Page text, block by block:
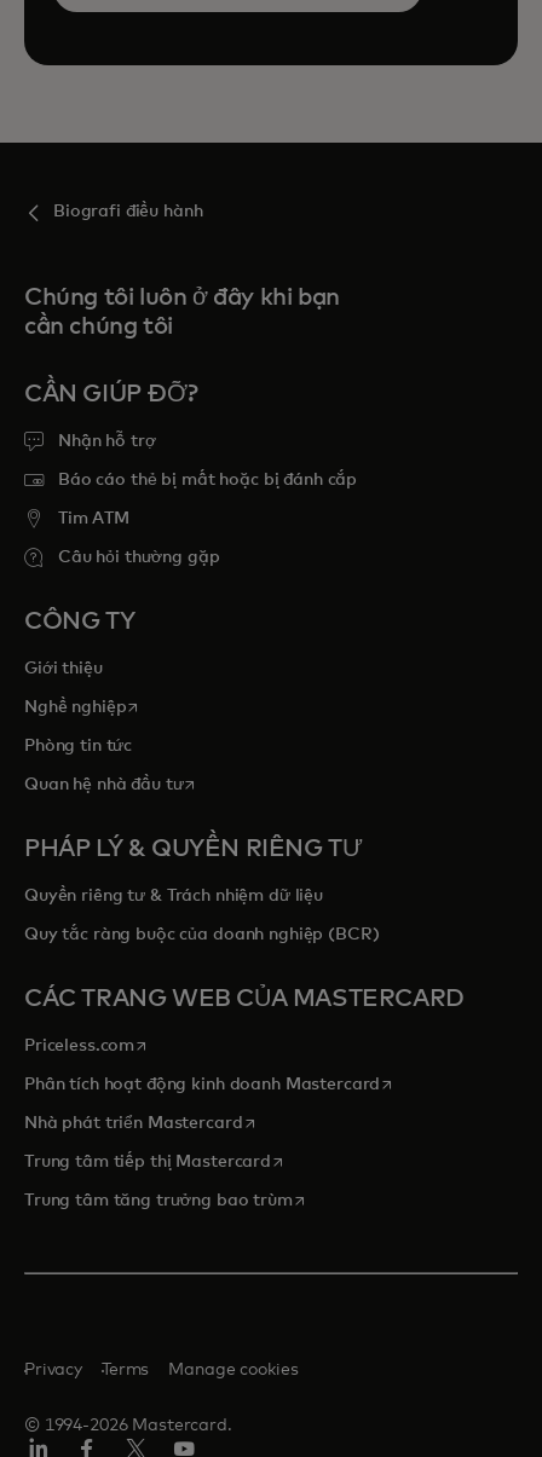
Biografi điều hành
Chúng tôi luôn ở đây khi bạn
cần chúng tôi
CẦN GIÚP ĐỠ?
Nhận hỗ trợ
Báo cáo thẻ bị mất hoặc bị đánh cắp
Tim ATM
Câu hỏi thường gặp
CÔNG TY
Giới thiệu
Nghề nghiệpopens in a new tab
Phòng tin tức
Quan hệ nhà đầu tưopens in a new tab
PHÁP LÝ & QUYỀN RIÊNG TƯ
Quyền riêng tư & Trách nhiệm dữ liệu
Quy tắc ràng buộc của doanh nghiệp (BCR)
CÁC TRANG WEB CỦA MASTERCARD
Priceless.com opens in a new tab
Phân tích hoạt động kinh doanh Mastercard opens in a new tab
Nhà phát triển Mastercardopens in a new tab
Trung tâm tiếp thị Mastercardopens in a new tab
Trung tâm tăng trưởng bao trùmopens in a new tab
© 1994-2026 Mastercard.
Privacy Terms Manage cookies